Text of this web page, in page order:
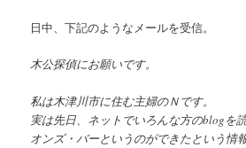
日中、下記のようなメールを受信。
木公探偵にお願いです。
私は木津川市に住む主婦のＮです。
実は先日、ネットでいろんな方のblogを
オンズ・バーというのができたという情